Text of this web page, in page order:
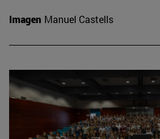
Imagen Manuel Castells